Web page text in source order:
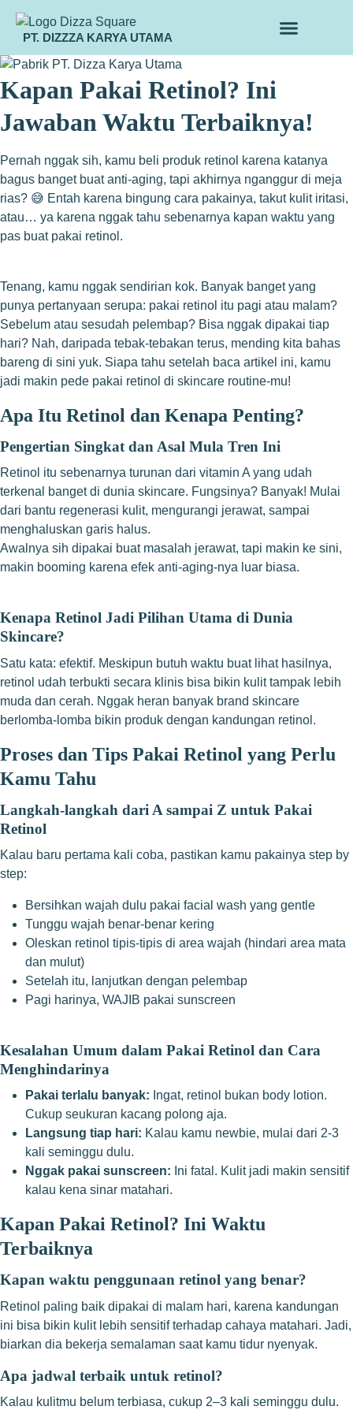
PT. DIZZZA KARYA UTAMA
Kapan Pakai Retinol? Ini
Jawaban Waktu Terbaiknya!
Pernah nggak sih, kamu beli produk retinol karena katanya
bagus banget buat anti-aging, tapi akhirnya nganggur di meja
rias? 😅 Entah karena bingung cara pakainya, takut kulit iritasi,
atau… ya karena nggak tahu sebenarnya kapan waktu yang
pas buat pakai retinol.
Tenang, kamu nggak sendirian kok. Banyak banget yang
punya pertanyaan serupa: pakai retinol itu pagi atau malam?
Sebelum atau sesudah pelembap? Bisa nggak dipakai tiap
hari? Nah, daripada tebak-tebakan terus, mending kita bahas
bareng di sini yuk. Siapa tahu setelah baca artikel ini, kamu
jadi makin pede pakai retinol di skincare routine-mu!
Apa Itu Retinol dan Kenapa Penting?
Pengertian Singkat dan Asal Mula Tren Ini
Retinol itu sebenarnya turunan dari vitamin A yang udah
terkenal banget di dunia skincare. Fungsinya? Banyak! Mulai
dari bantu regenerasi kulit, mengurangi jerawat, sampai
menghaluskan garis halus.
Awalnya sih dipakai buat masalah jerawat, tapi makin ke sini,
makin booming karena efek anti-aging-nya luar biasa.
Kenapa Retinol Jadi Pilihan Utama di Dunia
Skincare?
Satu kata: efektif. Meskipun butuh waktu buat lihat hasilnya,
retinol udah terbukti secara klinis bisa bikin kulit tampak lebih
muda dan cerah. Nggak heran banyak brand skincare
berlomba-lomba bikin produk dengan kandungan retinol.
Proses dan Tips Pakai Retinol yang Perlu
Kamu Tahu
Langkah-langkah dari A sampai Z untuk Pakai
Retinol
Kalau baru pertama kali coba, pastikan kamu pakainya step by
step:
Bersihkan wajah dulu pakai facial wash yang gentle
Tunggu wajah benar-benar kering
Oleskan retinol tipis-tipis di area wajah (hindari area mata
dan mulut)
Setelah itu, lanjutkan dengan pelembap
Pagi harinya, WAJIB pakai sunscreen
Kesalahan Umum dalam Pakai Retinol dan Cara
Menghindarinya
Pakai terlalu banyak: Ingat, retinol bukan body lotion.
Cukup seukuran kacang polong aja.
Langsung tiap hari: Kalau kamu newbie, mulai dari 2-3
kali seminggu dulu.
Nggak pakai sunscreen: Ini fatal. Kulit jadi makin sensitif
kalau kena sinar matahari.
Kapan Pakai Retinol? Ini Waktu
Terbaiknya
Kapan waktu penggunaan retinol yang benar?
Retinol paling baik dipakai di malam hari, karena kandungan
ini bisa bikin kulit lebih sensitif terhadap cahaya matahari. Jadi,
biarkan dia bekerja semalaman saat kamu tidur nyenyak.
Apa jadwal terbaik untuk retinol?
Kalau kulitmu belum terbiasa, cukup 2–3 kali seminggu dulu.